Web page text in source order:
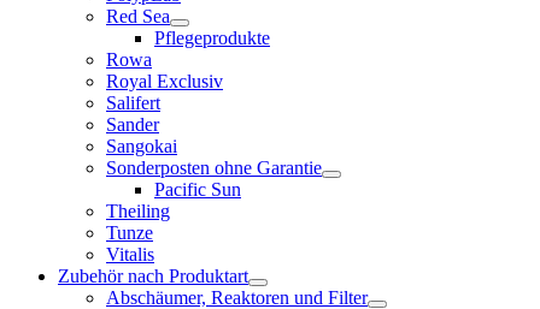
Red Sea
Pflegeprodukte
Rowa
Royal Exclusiv
Salifert
Sander
Sangokai
Sonderposten ohne Garantie
Pacific Sun
Theiling
Tunze
Vitalis
Zubehör nach Produktart
Abschäumer, Reaktoren und Filter